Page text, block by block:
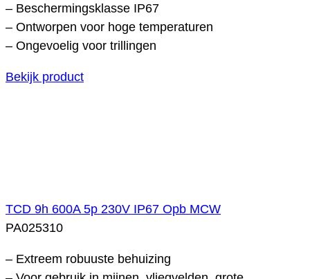
– Beschermingsklasse IP67
– Ontworpen voor hoge temperaturen
– Ongevoelig voor trillingen
Bekijk product
TCD 9h 600A 5p 230V IP67 Opb MCW
PA025310
– Extreem robuuste behuizing